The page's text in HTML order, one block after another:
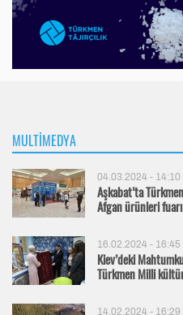
MULTIMEDYA
04.03.2024 - 14:10
Aşkabat’ta
Afgan ürünleri
16.02.2024 - 16:45
Kiev’deki
Türkmen Milli
14.02.2024 - 16:29